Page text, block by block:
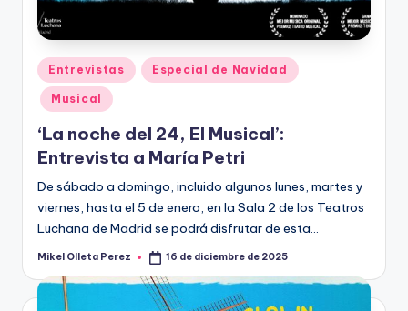
A
Publicado
en
Entrevistas Especial de Navidad
Musical
‘La noche del 24, El Musical’:
Entrevista a María Petri
De sábado a domingo, incluido algunos lunes, martes y
viernes, hasta el 5 de enero, en la Sala 2 de los Teatros
Luchana de Madrid se podrá disfrutar de esta…
Publicado
Mikel Olleta Perez 16 de diciembre de 2025